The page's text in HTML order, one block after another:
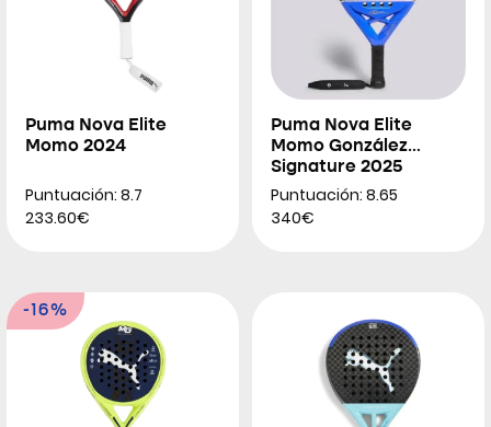
Puma Nova Elite
Momo 2024
Puntuación: 8.7
233.60€
Puma Nova Elite
Momo González
Signature 2025
Puntuación: 8.65
340€
-16%